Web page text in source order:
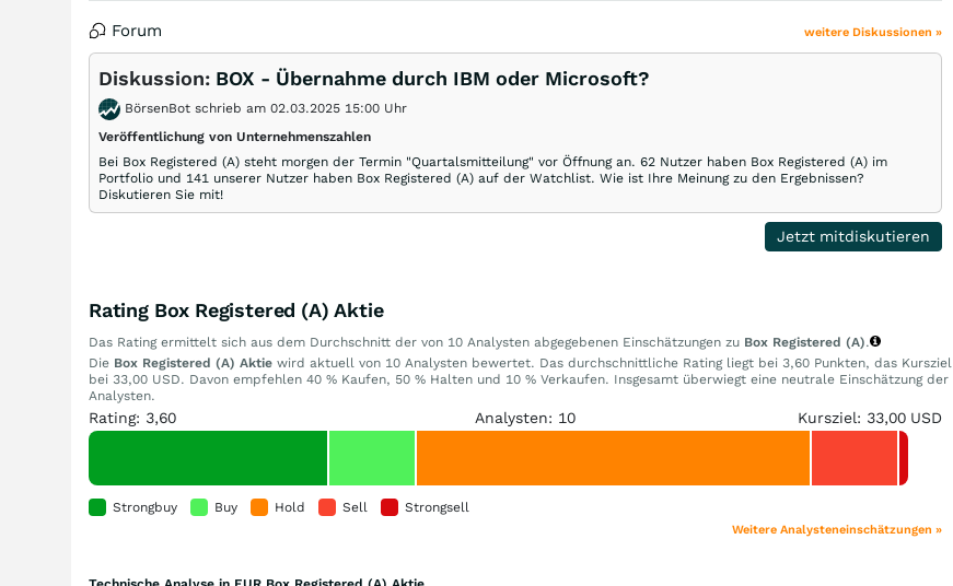
Forum weitere Diskussionen »
Diskussion: BOX - Übernahme durch IBM oder Microsoft?
BörsenBot schrieb am 02.03.2025 15:00 Uhr
Veröffentlichung von Unternehmenszahlen
Bei Box Registered (A) steht morgen der Termin "Quartalsmitteilung" vor Öffnung an. 62 Nutzer haben Box Registered (A) im
Portfolio und 141 unserer Nutzer haben Box Registered (A) auf der Watchlist. Wie ist Ihre Meinung zu den Ergebnissen?
Diskutieren Sie mit!
Jetzt mitdiskutieren
Rating Box Registered (A) Aktie
Das Rating ermittelt sich aus dem Durchschnitt der von 10 Analysten abgegebenen Einschätzungen zu Box Registered (A).
Die Box Registered (A) Aktie wird aktuell von 10 Analysten bewertet. Das durchschnittliche Rating liegt bei 3,60 Punkten, das Kursziel
bei 33,00 USD. Davon empfehlen 40 % Kaufen, 50 % Halten und 10 % Verkaufen. Insgesamt überwiegt eine neutrale Einschätzung der
Analysten.
Rating: 3,60 Analysten: 10 Kursziel: 33,00 USD
Strongbuy Buy Hold Sell Strongsell
Weitere Analysteneinschätzungen »